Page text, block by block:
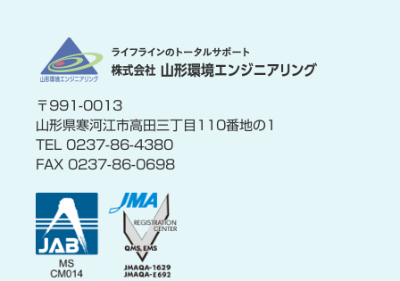
〒991-0013
山形県寒河江市高田三丁目110番地の1
TEL 0237-86-4380
FAX 0237-86-0698